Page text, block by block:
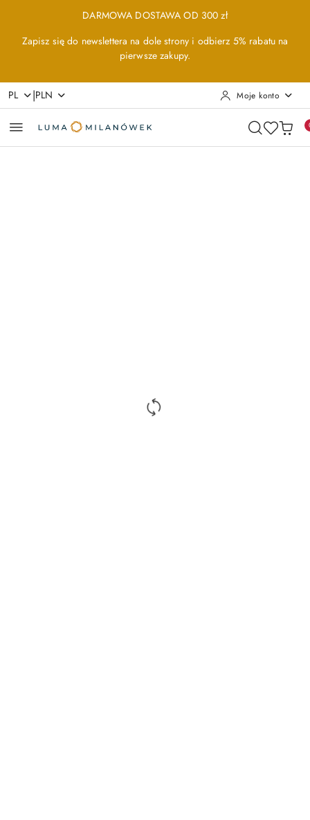
Przejdź do treści głównej
Przejdź do wyszukiwarki
Przejdź do moje konto
Przejdź do menu głównego
Przejdź do opisu produktu
Przejdź do stopkiDARMOWA DOSTAWA OD 300 zł
Zapisz się do newslettera na dole strony i odbierz 5% rabatu na
pierwsze zakupy.
PL |PLN Moje konto